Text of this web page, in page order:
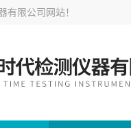
有限公司网站！